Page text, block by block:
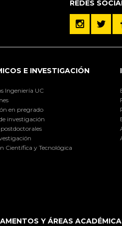
REDES
E INVESTIGACIÓN
Ingeniería UC
en pregrado
investigación
Científica y Tecnológica
Y ÁREAS